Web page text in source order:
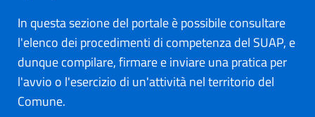
In questa sezione del portale è possibile consultare
l'elenco dei procedimenti di competenza del SUAP, e
dunque compilare, firmare e inviare una pratica per
l'avvio o l'esercizio di un'attività nel territorio del
Comune.